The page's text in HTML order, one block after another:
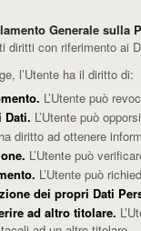
Generale sulla
diritti con riferimento ai
l’Utente ha il diritto di:
L’Utente può
Dati. L’Utente può
ha diritto ad ottenere
L’Utente può
L’Utente può
dei propri Dati
ad altro titolare.